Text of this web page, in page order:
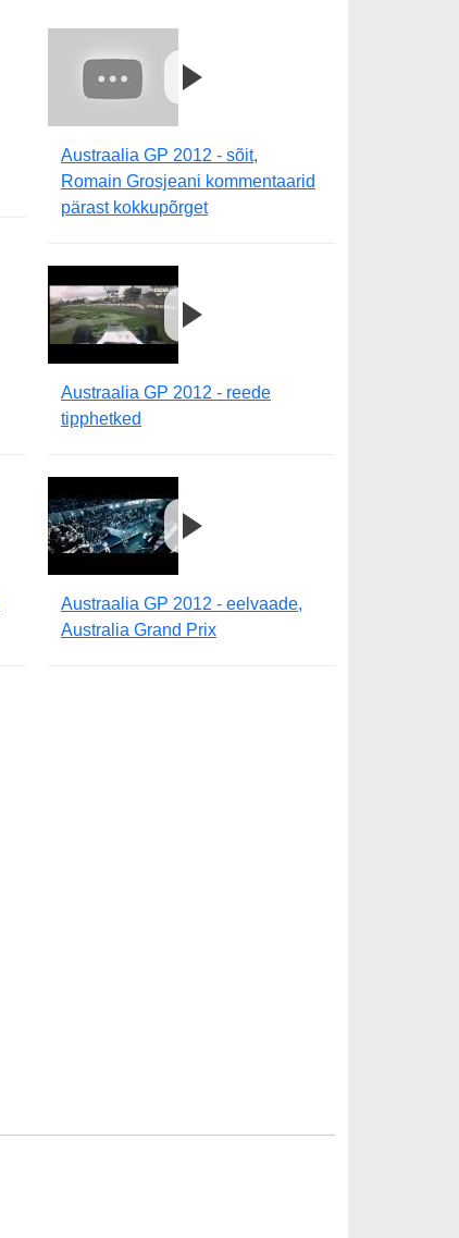
Austraalia GP 2012 - sõit,
Romain Grosjeani kommentaarid
pärast kokkupõrget
Austraalia GP 2012 - reede
tipphetked
Austraalia GP 2012 - eelvaade,
Australia Grand Prix